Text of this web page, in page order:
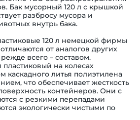
Бак мусорный 120 л с крышкой
разбросу мусора и
внутрь бака.
120 л немецкой фирмы
от аналогов других
всего – составом.
пластиковый на колесах
каскадного литья полиэтилена
что обеспечивает жесткость
контейнеров. Они с
с резкими перепадами
экологически чистыми по